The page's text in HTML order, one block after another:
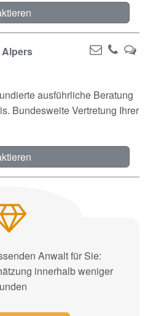
ausführliche Beratung
Bundesweite Vertretung Ihrer
Anwalt für Sie:
innerhalb weniger